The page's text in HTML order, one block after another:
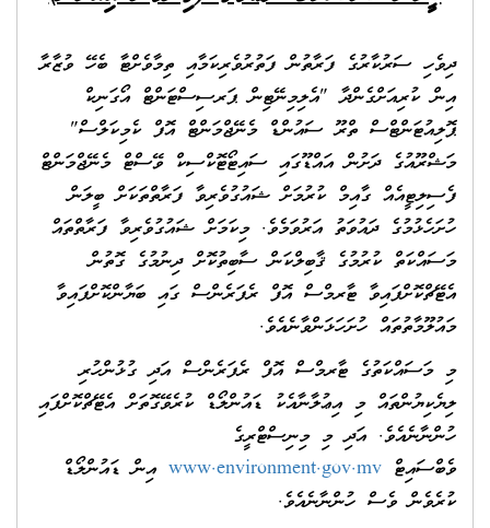
ދިވެހި ސަރުކާރުގެ ފަރާތުން ފަތުރުވެރިކަމާއި ތިމާވެށްޓާ ބެހޭ ވުޒާރާ
އިން ކުރިއަށްގެންދާ "އެލިމިނޭޓިން ޕަރސިސްޓަންޓް އޯގަނިކް
ޕޮލިއުޓަންޓްސް ތްރޫ ސައުންޑް މެނޭޖްމަންޓް އޮފް ކެމިކަލްސް"
މަޝްރޫއުގެ ދަށުން އައްޑޫގައި ސައިޓޯޓޮކްސިކް ވޭސްޓް މެނޭޖްމަންޓް
ފެސިލިޓީއެއް ގާއިމް ކުރުމަށް ޝައުގުވެރިވާ ފަރާތްތަކަށް ބީލަން
ހުށަހެޅުމުގެ ދައުވަތު އަރުވަމެވެ. މިކަމަށް ޝައުގުވެރިވާ ފަރާތްތައް
މަސައްކަތް ކުރުމުގެ ޤާބިލްކަން ސާބިތުކޮށް ދިނުމުގެ ގޮތުން
އެޓޭޗްކޮށްފައިވާ ޓާރމްސް އޮފް ރެފަރެންސް ގައި ބަޔާންކޮށްފައިވާ
މައުލޫމާތުތައް ހުށަހަޅަންވާނެއެވެ.
މި މަސައްކަތުގެ ޓާރމްސް އޮފް ރެފަރެންސް އަދި ގުޅުންހުރި
ލިޔެކިޔުންތައް މި އިޢުލާނާއެކު ޑައުންލޯޑް ކުރެވޭގޮތަށް އެޓޭޗްކޮށްފައި
ހުންނާނެއެވެ. އަދި މި މިނިސްޓްރީގެ
ވެބްސައިޓް www.environment.gov.mv އިން ޑައުންލޯޑް
ކުރެވެން ވެސް ހުންނާނެއެވެ.